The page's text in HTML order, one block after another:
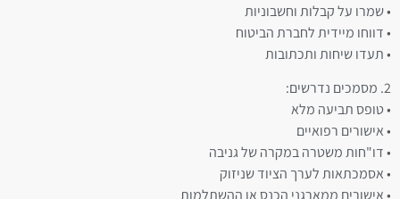
• שמרו על קבלות וחשבוניות
• דווחו מיידית לחברת הביטוח
• תעדו שיחות ותכתובות
2. מסמכים נדרשים:
• טופס תביעה מלא
• אישורים רפואיים
• דו"חות משטרה במקרה של גניבה
• אסמכתאות לערך הציוד שניזוק
• אישורים ממארגני הכנס או ההשתלמות